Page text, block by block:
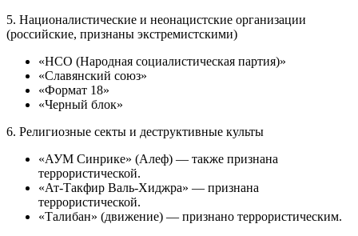
5. Националистические и неонацистские организации
(российские, признаны экстремистскими)
«НСО (Народная социалистическая партия)»
«Славянский союз»
«Формат 18»
«Черный блок»
6. Религиозные секты и деструктивные культы
«АУМ Синрике» (Алеф) — также признана
террористической.
«Ат-Такфир Валь-Хиджра» — признана
террористической.
«Талибан» (движение) — признано террористическим.